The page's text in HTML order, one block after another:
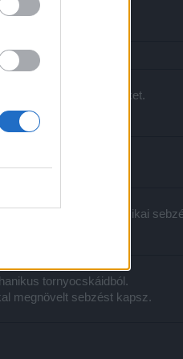
Harci Őrület stacket.
ellenfélnek 100% fizikai
tornyocskáidból.
megnövelt sebzést kapsz.